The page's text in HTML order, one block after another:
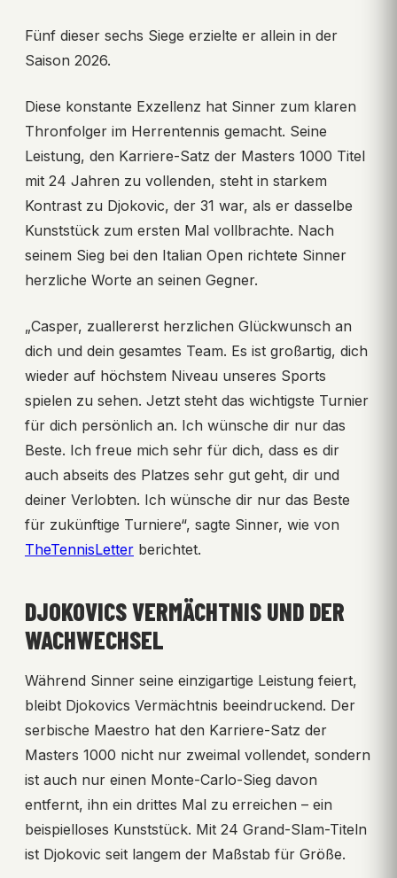
Fünf dieser sechs Siege erzielte er allein in der
Saison 2026.
Diese konstante Exzellenz hat Sinner zum klaren
Thronfolger im Herrentennis gemacht. Seine
Leistung, den Karriere-Satz der Masters 1000 Titel
mit 24 Jahren zu vollenden, steht in starkem
Kontrast zu Djokovic, der 31 war, als er dasselbe
Kunststück zum ersten Mal vollbrachte. Nach
seinem Sieg bei den Italian Open richtete Sinner
herzliche Worte an seinen Gegner.
„Casper, zuallererst herzlichen Glückwunsch an
dich und dein gesamtes Team. Es ist großartig, dich
wieder auf höchstem Niveau unseres Sports
spielen zu sehen. Jetzt steht das wichtigste Turnier
für dich persönlich an. Ich wünsche dir nur das
Beste. Ich freue mich sehr für dich, dass es dir
auch abseits des Platzes sehr gut geht, dir und
deiner Verlobten. Ich wünsche dir nur das Beste
für zukünftige Turniere“, sagte Sinner, wie von
TheTennisLetter berichtet.
DJOKOVICS VERMÄCHTNIS UND DER
WACHWECHSEL
Während Sinner seine einzigartige Leistung feiert,
bleibt Djokovics Vermächtnis beeindruckend. Der
serbische Maestro hat den Karriere-Satz der
Masters 1000 nicht nur zweimal vollendet, sondern
ist auch nur einen Monte-Carlo-Sieg davon
entfernt, ihn ein drittes Mal zu erreichen – ein
beispielloses Kunststück. Mit 24 Grand-Slam-Titeln
ist Djokovic seit langem der Maßstab für Größe.